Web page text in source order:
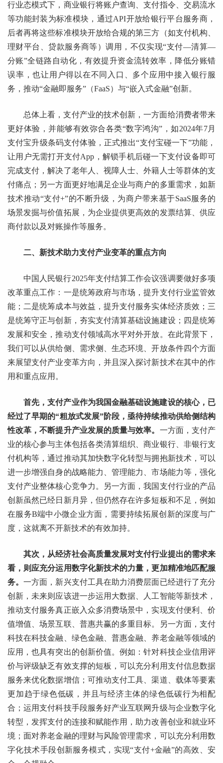
行业态模式下，商业银行将账户查询、支付指令、交易流水
等功能封装为标准模块，通过API开放给银行平台服务商，
后者再将这些标准模块开放给合规的第三方（如支付机构、
理财平台、贷款服务商等）调用，不仅实现“支付—清算—
分账”全链路自动化，有效提升资金流转效率，降低分账错
误率，也让用户得以在不同入口、多个应用中接入银行服
务，推动“金融即服务”（FaaS）与“嵌入式金融”创新。
总体上看，支付产业的技术创新，一方面给消费者带来
更好体验，并能够有效弥合各类“数字鸿沟”，如2024年7月
支付宝升级条码支付体验，正式推出“支付宝碰一下”功能，
让用户无需打开支付App，解锁手机后碰一下支付设备即可
完成支付，解决了老年人、视障人士、外籍人士等群体的支
付痛点；另一方面更好地满足企业与商户的多重需求，如新
技术推动“支付+”的不断升级，为商户带来基于SaaS服务的
场景发掘与价值拓展，为企业提供更高效的发票结算、供应
商付款以及对账操作等服务。
二、新技术助力支付产业变革的重点方向
中国人民银行2025年支付结算工作会议强调要做好多项
改革重点工作：一是统筹政府与市场，提升支付行业监管效
能；二是统筹成本与效益，提升支付服务实体经济质效；三
是统筹守正与创新，夯实支付清算基础设施建设；四是统筹
发展和安全，推动支付领域高水平对外开放。在此背景下，
我们可以从供给侧、需求侧、生态环境、开放条件四个方面
来展望支付产业变革方向，并且深入探讨新技术在其中的作
用和重点应用。
首先，支付产业作为我国金融基础设施建设的核心，已
经过了早期的“粗放式发展”阶段，亟待持续推动供给侧结构
性改革，不断提升产业发展的质量与效率。 一方面，支付产
业的核心参与主体包括各类清算组织、商业银行、非银行支
付机构等，通过推动其加快数字化转型与拥抱新技术，可以
进一步增强自身的战略能力、管理能力、市场能力等，强化
支付产业整体核心竞争力。另一方面，我国支付行业的产品
创新虽然已经日新月异，但仍然存在许多短板和不足，例如
在服务B端中小微企业方面，需要持续拓展创新的深度与广
度，这就离不开新技术的有效加持。
其次，从经济社会高质量发展对支付行业提出的需求来
看，则应充分运用数字化新技术的力量，更加精准地匹配服
务。一方面，新兴支付工具在助力消费层面已经进行了充分
创新，未来则应该进一步运用大数据、人工智能等新技术，
推动支付服务真正嵌入众多消费场景中，实现支付便利、价
值增值、场景互联、普惠共赢的多重目标。另一方面，支付
科技在科技金融、绿色金融、普惠金融、养老金融等领域的
应用，也具有突出的创新价值。例如：针对科技企业信用评
价与评级缺乏有效支撑的短板，可以充分利用支付信息数据
服务来优化数据增信；可推动支付工具、渠道、载体等要素
更加趋于绿色低碳，并且与经济主体的绿色低碳行为相配
合；运用支付科技手段服务好产业互联网升级与企业数字化
转型，发挥支付的连接和赋能作用，助力改善创业和就业环
境；面对养老金融的理财与风险管理需求，可以充分利用数
字化技术手段创新服务模式，实现“支付+金融”的高效、安